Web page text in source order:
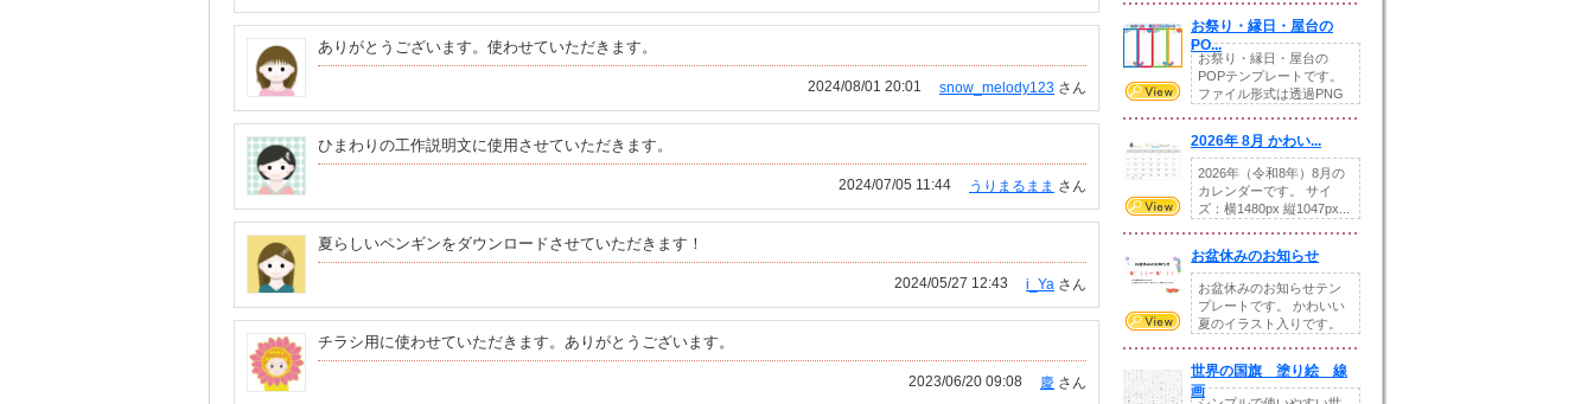
ありがとうございます。使わせていただきます。
snow_melody123 さん
2024/08/01 20:01
ひまわりの工作説明文に使用させていただきます。
うりまるまま さん
2024/07/05 11:44
夏らしいペンギンをダウンロードさせていただきます！
i_Ya さん
2024/05/27 12:43
チラシ用に使わせていただきます。ありがとうございます。
慶 さん
2023/06/20 09:08
お祭り・縁日・屋台の
PO...
お祭り・縁日・屋台の
POPテンプレートです。
ファイル形式は透過PNG
2026年 8月 かわい...
2026年（令和8年）8月の
カレンダーです。 サイ
ズ：横1480px 縦1047px...
お盆休みのお知らせ
お盆休みのお知らせテン
プレートです。 かわいい
夏のイラスト入りです。
世界の国旗 塗り絵 線
画